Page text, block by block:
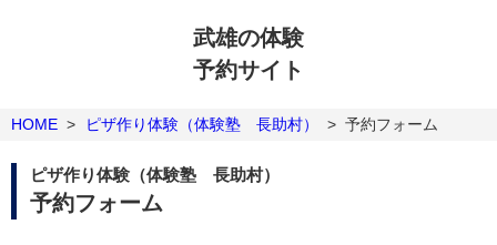
武雄の体験
予約サイト
HOME > ピザ作り体験（体験塾 長助村） > 予約フォーム
ピザ作り体験（体験塾 長助村）
予約フォーム